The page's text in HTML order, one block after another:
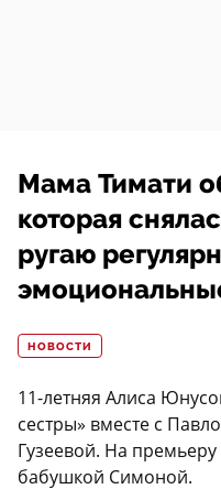
Мама Тимати
которая
ругаю
НОВОСТИ
11-летняя Алиса
сестры» вместе с
Гузеевой. На
бабушкой Симоной.